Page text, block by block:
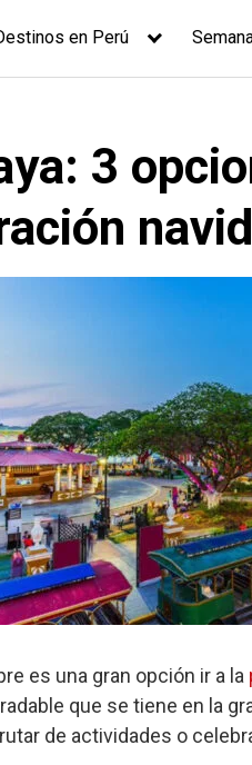
en Perú
3
es una gran opción ir a la
que se tiene en la
de actividades o